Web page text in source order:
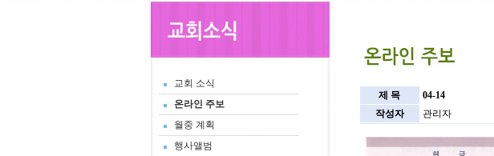
교회 소식
온라인 주보
월중 계획
행사앨범
제 목
04-14
작성자
관리자